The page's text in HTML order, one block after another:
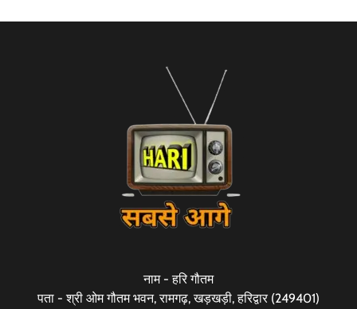
नाम - हरि गौतम
पता - श्री ओम गौतम भवन, रामगढ़, खड़खड़ी, हरिद्वार (249401)